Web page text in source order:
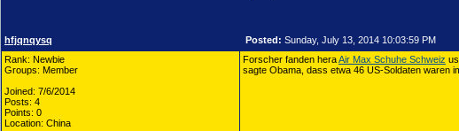
hfjqnqysq Posted: Sunday, July 13, 2014 10:03:59 PM
Rank: Newbie
Groups: Member
Joined: 7/6/2014
Posts: 4
Points: 0
Location: China
Forscher fanden heraAir Max Schuhe Schweiz
sagte Obama, dass etwa 46 US-Soldaten waren